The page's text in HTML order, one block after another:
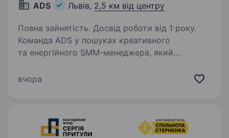
ADS Львів, 2,5 км від центру
Повна зайнятість. Досвід роботи від 1 року.
Команда ADS у пошуках креативного
та енергійного SMM-менеджера, який
мережах та залучати нових клієнтів!
вчора